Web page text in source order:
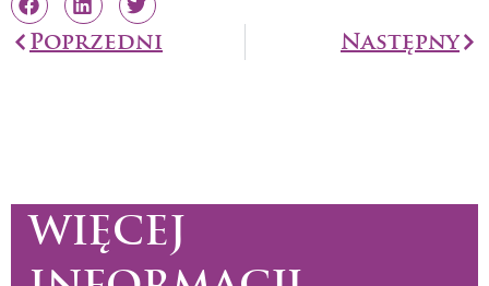
PrevPoprzedni Następny
WIĘCEJ